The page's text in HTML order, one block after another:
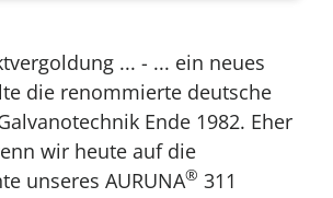
... - ... ein neues
die renommierte deutsche
Ende 1982. Eher
wir heute auf die
unseres AURUNA® 311